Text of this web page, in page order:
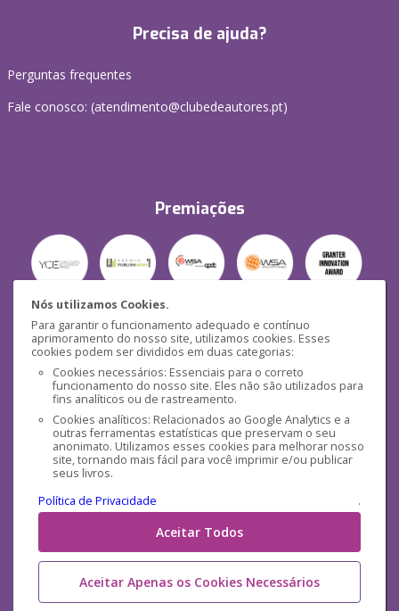
Nós utilizamos Cookies.
Para garantir o funcionamento adequado e contínuo
aprimoramento do nosso site, utilizamos cookies. Esses
cookies podem ser divididos em duas categorias:
Cookies necessários: Essenciais para o correto
funcionamento do nosso site. Eles não são utilizados para
fins analíticos ou de rastreamento.
Cookies analíticos: Relacionados ao Google Analytics e a
outras ferramentas estatísticas que preservam o seu
anonimato. Utilizamos esses cookies para melhorar nosso
site, tornando mais fácil para você imprimir e/ou publicar
seus livros.
Política de Privacidade
.
Aceitar Todos
Aceitar Apenas os Cookies Necessários
Precisa de ajuda?
Perguntas frequentes
Fale conosco: (atendimento@clubedeautores.pt)
Premiações
Segurança
Mídias Sociais